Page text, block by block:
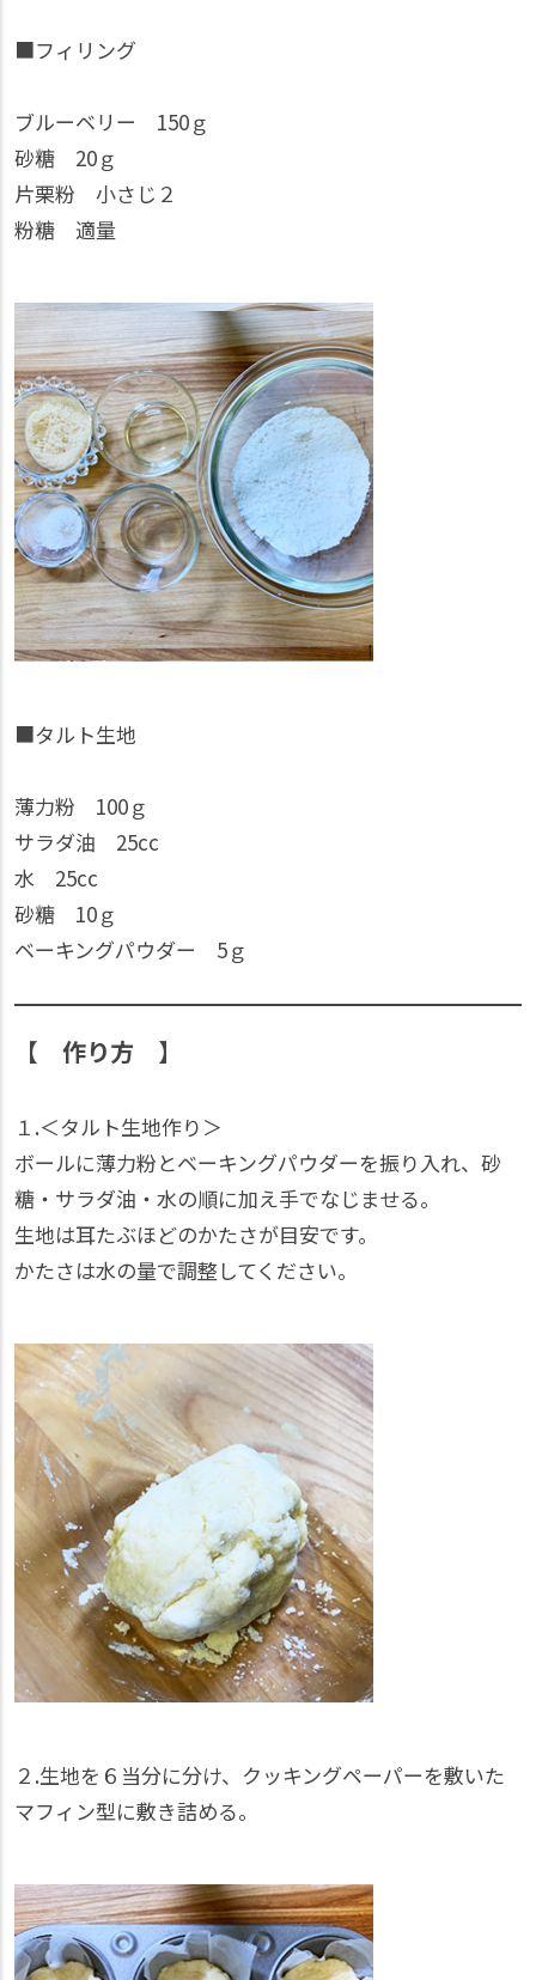
■フィリング
ブルーベリー 150ｇ
砂糖 20ｇ
片栗粉 小さじ２
粉糖 適量
■タルト生地
薄力粉 100ｇ
サラダ油 25cc
水 25cc
砂糖 10ｇ
ベーキングパウダー 5ｇ
【 作り方 】
１.＜タルト生地作り＞
ボールに薄力粉とベーキングパウダーを振り入れ、砂
糖・サラダ油・水の順に加え手でなじませる。
生地は耳たぶほどのかたさが目安です。
かたさは水の量で調整してください。
２.生地を６当分に分け、クッキングペーパーを敷いた
マフィン型に敷き詰める。